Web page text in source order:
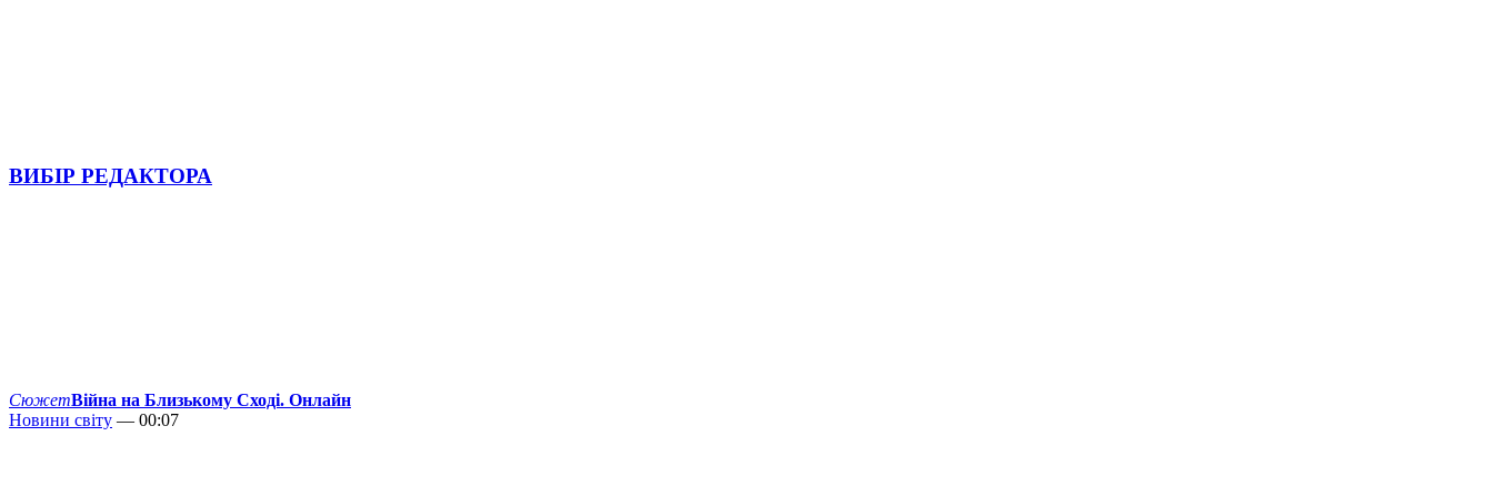
ВИБІР РЕДАКТОРА
СюжетВійна на Близькому Сході. Онлайн
Новини світу — 00:07